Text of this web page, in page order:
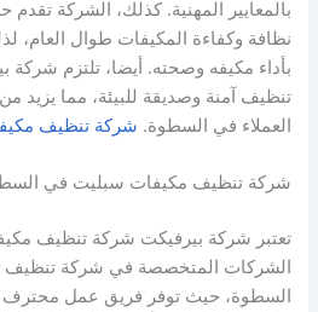
بالمعايير المهنية. كذلك، الشركة
نظافة وكفاءة المكيفات طوال العام،
بأداء مكيفه وصحته. أيضا، تلتزم شركة
تنظيف آمنة وصديقة للبيئة، مما يزيد
العملاء في السطوة. شركة تنظيف
شركة تنظيف مكيفات سبليت في
تعتبر شركة بيرفيكت شركة تنظيف
الشركات المتخصصة في شركة
السطوة، حيث توفر فريق عمل محترف